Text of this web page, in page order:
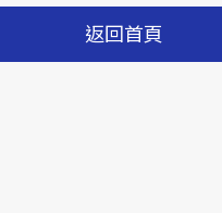
返回首頁